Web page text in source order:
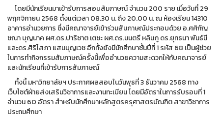
โดยมีนักเรียนมาเข้ารับการสอบสัมภาษณ์ จำนวน 200 ราย เมื่อวันที่ 29
พฤศจิกายน 2568 ตั้งแต่เวลา 08.30 น. ถึง 20.00 น. ณ ห้องเรียน 14310
อาคารอำนวยการ ซึ่งมีคณาจารย์เข้าร่วมสัมภาษณ์ประกอบด้วย อ.ศศิกัญ
ชณา บุญนาค ผศ.ดร.ปาริชาต เตชะ ผศ.ดร.มนตรี หลินภู ดร.ยุทธนา พันธ์มี
และดร.ศิริโสภา แสนบุญเวช อีกทั้งยังมีนักศึกษาชั้นปีที่ 1 รหัส 68 เป็นผู้ช่วย
ในการทำกิจกรรมสัมภาษณ์ครั้งนี้เพื่ออำนวยความสะดวกให้กับคณาจารย์
และนักเรียนที่เข้ารับการสัมภาษณ์
ทั้งนี้ มหาวิทยาลัยฯ ประกาศผลสอบในวันพุธที่ 3 ธันวาคม 2568 ทาง
เว็บไซต์ฝ่ายส่งเสริมวิชาการและงานทะเบียน โดยมีอัตราในการรับรอบที่ 1
จำนวน 60 อัตรา สำหรับนักศึกษาหลักสูตรครุศาสตรบัณฑิต สาขาวิชาการ
ประถมศึกษา